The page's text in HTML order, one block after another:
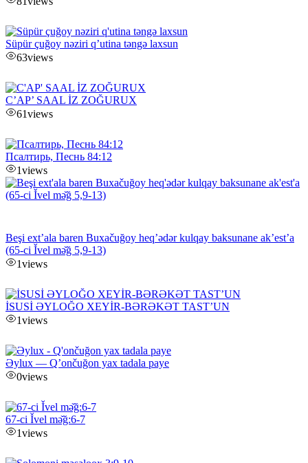
Süpür çuğoy nəziri q’utina təngə laxsun
63views
C’AP’ SAAL İZ ZOĞURUX
61views
Псалтирь, Песнь 84:12
1views
Beşi ext’ala baren Buxačuğoy heq’ədər kulqay baksunane ak’est’a
(65-ci Ǐvel mə̌ğ 5,9-13)
1views
İSUSİ ƏYLOĞO XEYİR-BƏRƏKƏT TAST’UN
1views
Əylux — Q’ončuğon yax tadala paye
0views
67-ci Ǐvel mə̌ğ:6-7
1views